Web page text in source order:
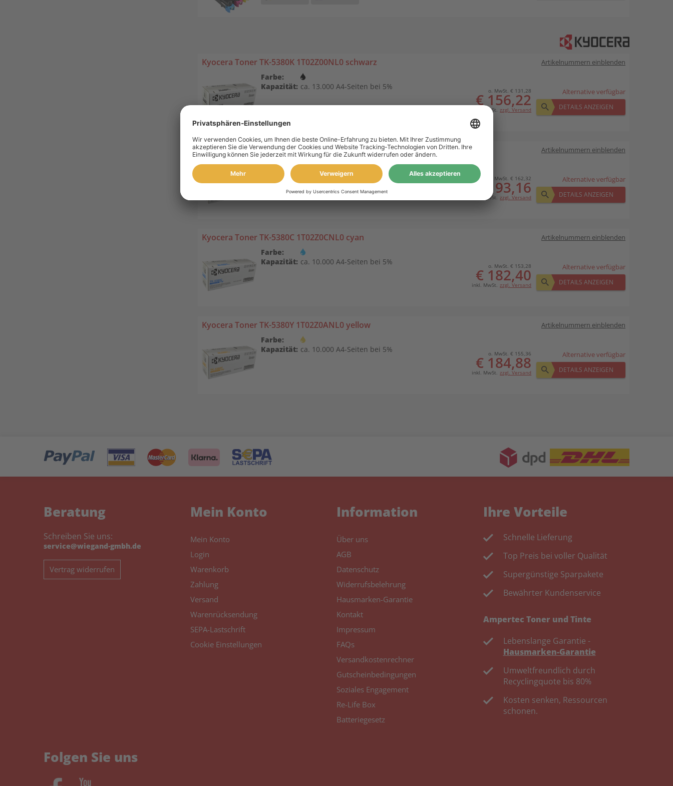
Kyocera Toner TK-5380K 1T02Z00NL0 schwarz Artikelnummern einblenden
Farbe:
Kapazität: ca. 13.000 A4-Seiten bei 5% o. MwSt. € 131,28
€ 156,22
inkl. MwSt. zzgl. Versand
Alternative verfügbar
DETAILS ANZEIGEN
Kyocera Toner TK-5380M 1T02Z0BNL0 magenta Artikelnummern einblenden
Farbe:
Kapazität:
ca. 10.000 A4-Seiten bei 5% o. MwSt. € 162,32
€ 193,16
inkl. MwSt. zzgl. Versand
Alternative verfügbar
DETAILS ANZEIGEN
Kyocera Toner TK-5380C 1T02Z0CNL0 cyan Artikelnummern einblenden
Farbe:
Kapazität: ca. 10.000 A4-Seiten bei 5% o. MwSt. € 153,28
€ 182,40
inkl. MwSt. zzgl. Versand
Alternative verfügbar
DETAILS ANZEIGEN
Kyocera Toner TK-5380Y 1T02Z0ANL0 yellow Artikelnummern einblenden
Farbe:
Kapazität: ca. 10.000 A4-Seiten bei 5% o. MwSt. € 155,36
€ 184,88
inkl. MwSt. zzgl. Versand
Alternative verfügbar
DETAILS ANZEIGEN
Beratung
Schreiben Sie uns:
service@wiegand-gmbh.de
Vertrag widerrufen
Mein Konto
Mein Konto
Login
Warenkorb
Zahlung
Versand
Warenrücksendung
SEPA-Lastschrift
Cookie Einstellungen
Information
Über uns
AGB
Datenschutz
Widerrufsbelehrung
Hausmarken-Garantie
Kontakt
Impressum
FAQs
Versandkostenrechner
Gutscheinbedingungen
Soziales Engagement
Re-Life Box
Batteriegesetz
Ihre Vorteile
Schnelle Lieferung
Top Preis bei voller Qualität
Supergünstige Sparpakete
Bewährter Kundenservice
Ampertec Toner und Tinte
Lebenslange Garantie -
Hausmarken-Garantie
Umweltfreundlich durch
Recyclingquote bis 80%
Kosten senken, Ressourcen
schonen.
Folgen Sie uns